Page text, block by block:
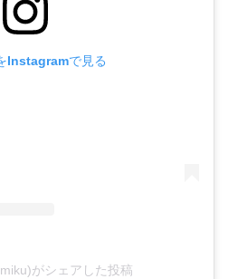
Instagramで見る
がシェアした投稿